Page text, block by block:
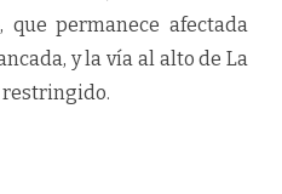
que permanece afectada
y la vía al alto de La
restringido.